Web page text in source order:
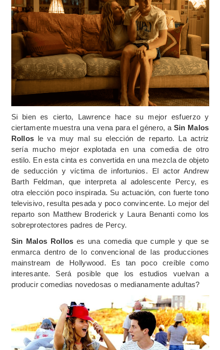
Si bien es cierto, Lawrence hace su mejor esfuerzo y
ciertamente muestra una vena para el género, a Sin Malos
Rollos le va muy mal su elección de reparto. La actriz
sería mucho mejor explotada en una comedia de otro
estilo. En esta cinta es convertida en una mezcla de objeto
de seducción y víctima de infortunios. El actor Andrew
Barth Feldman, que interpreta al adolescente Percy, es
otra elección poco inspirada. Su actuación, con fuerte tono
televisivo, resulta pesada y poco convincente. Lo mejor del
reparto son Matthew Broderick y Laura Benanti como los
sobreprotectores padres de Percy.
Sin Malos Rollos es una comedia que cumple y que se
enmarca dentro de lo convencional de las producciones
mainstream de Hollywood. Es tan poco creíble como
interesante. Será posible que los estudios vuelvan a
producir comedias novedosas o medianamente adultas?